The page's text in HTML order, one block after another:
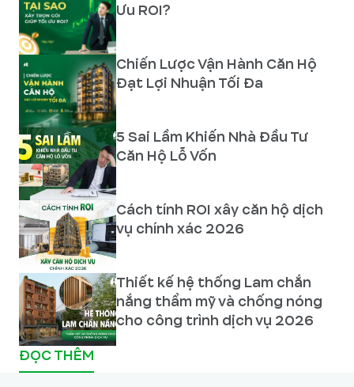
Ưu ROI?
Chiến Lược Vận Hành Căn Hộ
Đạt Lợi Nhuận Tối Đa
5 Sai Lầm Khiến Nhà Đầu Tư
Căn Hộ Lỗ Vốn
Cách tính ROI xây căn hộ dịch
vụ chính xác 2026
Thiết kế hệ thống Lam chắn
nắng thẩm mỹ và chống nóng
cho công trình dịch vụ 2026
ĐỌC THÊM